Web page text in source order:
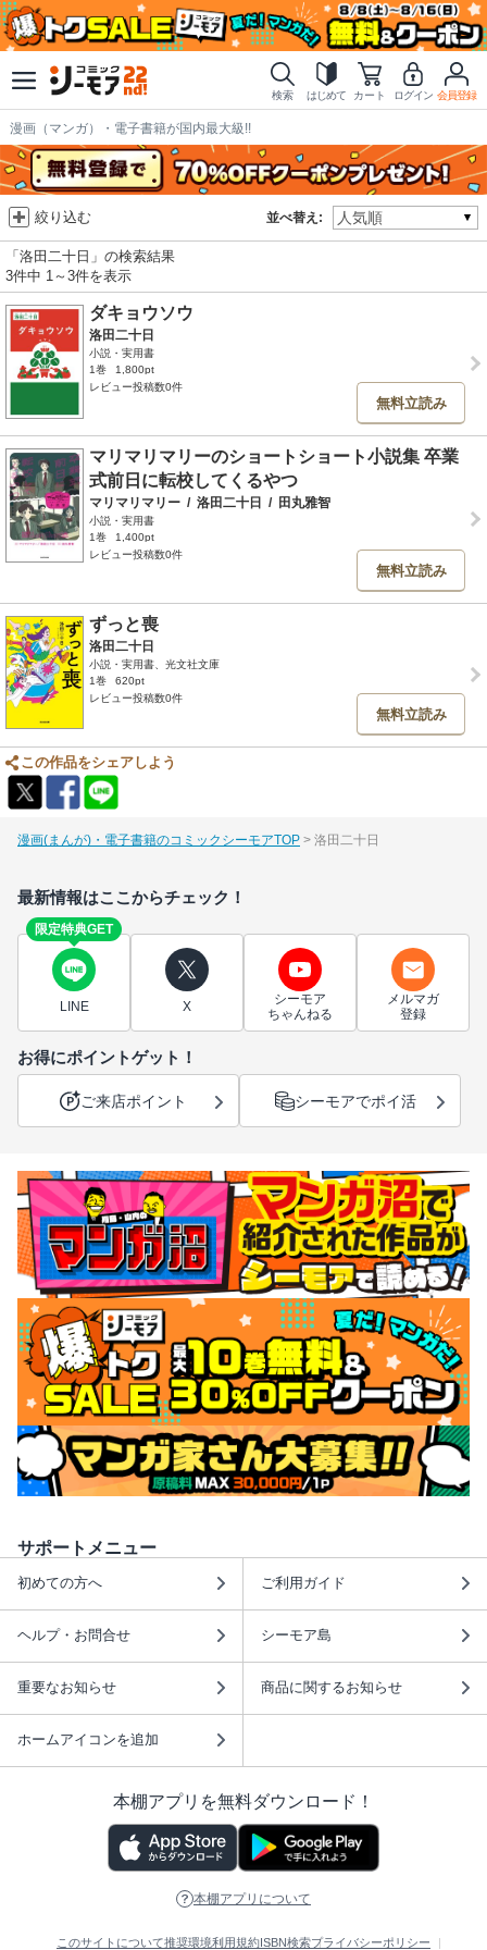
検索 はじめて カート ログイン 会員登録
漫画（マンガ）・電子書籍が国内最大級!!
並べ替え:
絞り込む
「洛田二十日」の検索結果
3件中 1～3件を表示
ダキョウソウ
洛田二十日
小説・実用書
1巻
1,800pt
レビュー投稿数0件
無料立読み
マリマリマリーのショートショート小説集 卒業
式前日に転校してくるやつ
マリマリマリー / 洛田二十日 / 田丸雅智
小説・実用書
1巻
1,400pt
レビュー投稿数0件
無料立読み
ずっと喪
洛田二十日
小説・実用書、光文社文庫
1巻
620pt
レビュー投稿数0件
無料立読み
この作品をシェアしよう
漫画(まんが)・電子書籍のコミックシーモアTOP 洛田二十日
最新情報はここからチェック！
限定特典GET
LINE X
シーモア
ちゃんねる
メルマガ
登録
お得にポイントゲット！
ご来店ポイント シーモアでポイ活
サポートメニュー
初めての方へ ご利用ガイド
ヘルプ・お問合せ シーモア島
重要なお知らせ 商品に関するお知らせ
ホームアイコンを追加
本棚アプリを無料ダウンロード！
本棚アプリについて
このサイトについて推奨環境利用規約 ISBN検索プライバシーポリシー